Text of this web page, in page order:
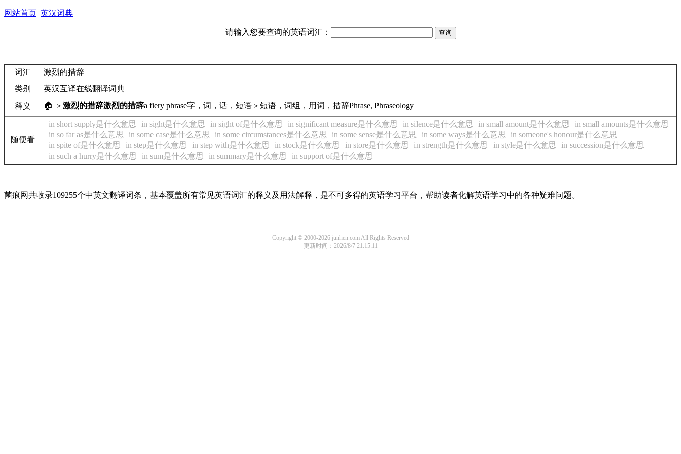
网站首页 英汉词典
请输入您要查询的英语词汇：
词汇
激烈的措辞
类别
英汉互译在线翻译词典
释义 🏠 ＞ 激烈的措辞激烈的措辞a fiery phrase字，词，话，短语＞短语，词组，用词，措辞Phrase, Phraseology
随便看
in short supply是什么意思 in sight是什么意思 in sight of是什么意思 in significant measure是什么意思 in silence是什么意思 in small amount是什么意思
in small amounts是什么意思
in so far as是什么意思
in some case是什么意思 in some circumstances是什么意思 in some sense是什么意思 in some ways是什么意思
in someone's honour是什么意思
in spite of是什么意思
in step是什么意思 in step with是什么意思 in stock是什么意思 in store是什么意思 in strength是什么意思 in style是什么意思
in succession是什么意思
in such a hurry是什么意思
in sum是什么意思 in summary是什么意思 in support of是什么意思
菌痕网共收录109255个中英文翻译词条，基本覆盖所有常见英语词汇的释义及用法解释，是不可多得的英语学习平台，帮助读者化解英语学习中的各种疑难问题。
Copyright © 2000-2026 junhen.com All Rights Reserved
更新时间：2026/8/7 21:15:11